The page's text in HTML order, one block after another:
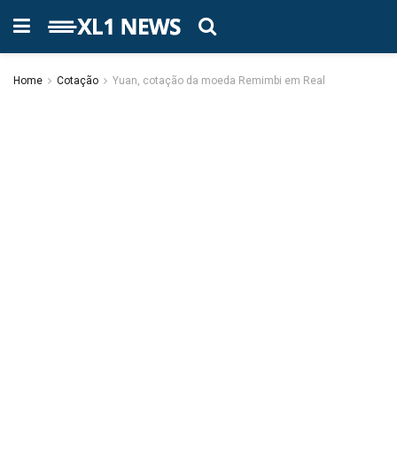
Home Cotação Yuan, cotação da moeda Remimbi em Real